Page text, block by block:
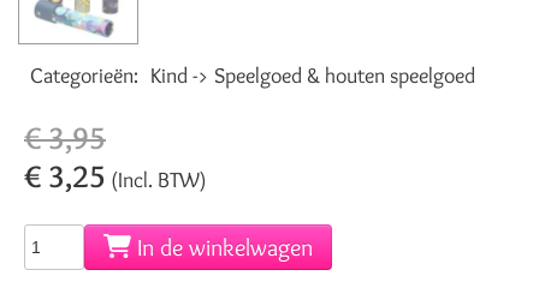
Categorieën: Kind -> Speelgoed & houten speelgoed
€ 3,95
€ 3,25 (Incl. BTW)
In de winkelwagen